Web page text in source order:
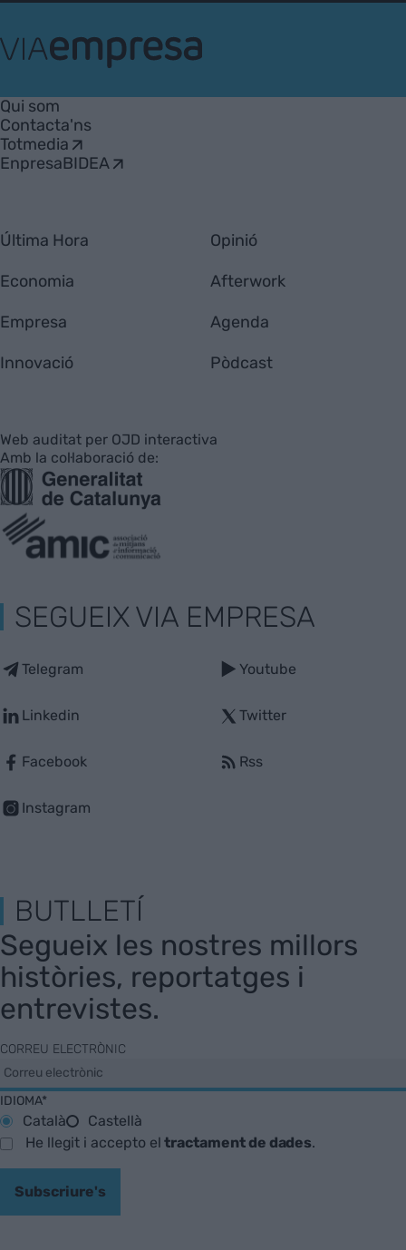
Empresa
Qui som
Contacta'ns
Totmedia
EnpresaBIDEA
Última Hora
Economia
Empresa
Innovació
Opinió
Afterwork
Agenda
Pòdcast
Web auditat per OJD interactiva
Amb la col·laboració de:
SEGUEIX VIA EMPRESA
Telegram
Linkedin
Facebook
Instagram
Youtube
Twitter
Rss
BUTLLETÍ
Segueix les nostres millors
històries, reportatges i
entrevistes.
CORREU ELECTRÒNIC
IDIOMA*
Català
Castellà
He llegit i accepto eltractament de dades.
Subscriure's